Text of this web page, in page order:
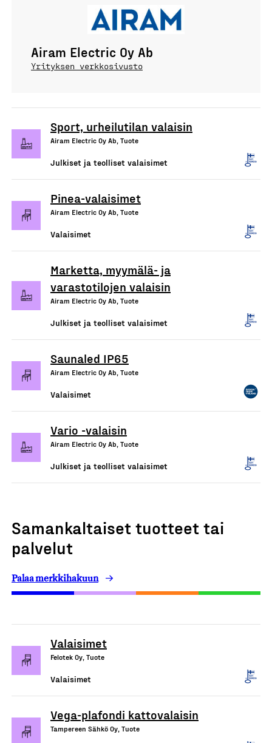
Airam Electric Oy Ab
Yrityksen verkkosivusto
Sport, urheilutilan valaisin
Airam Electric Oy Ab, Tuote
Julkiset ja teolliset valaisimet
Pinea-valaisimet
Airam Electric Oy Ab, Tuote
Valaisimet
Marketta, myymälä- ja
varastotilojen valaisin
Airam Electric Oy Ab, Tuote
Julkiset ja teolliset valaisimet
Saunaled IP65
Airam Electric Oy Ab, Tuote
Valaisimet
Vario -valaisin
Airam Electric Oy Ab, Tuote
Julkiset ja teolliset valaisimet
Samankaltaiset tuotteet tai
palvelut
Palaa merkkihakuun
Valaisimet
Felotek Oy, Tuote
Valaisimet
Vega-plafondi kattovalaisin
Tampereen Sähkö Oy, Tuote